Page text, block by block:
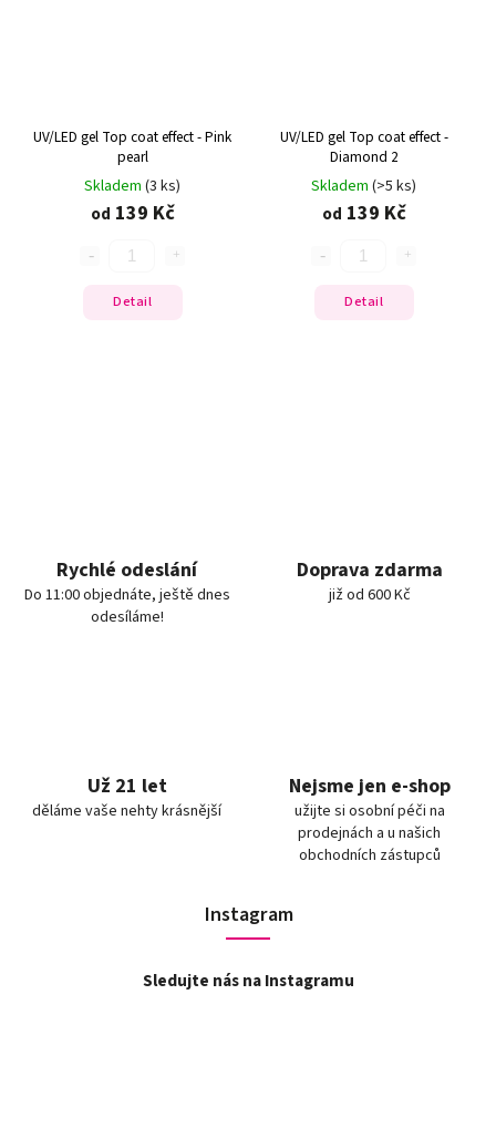
UV/LED gel Top coat effect - Pink
pearl
Skladem (3 ks)
od 139 Kč
Detail
UV/LED gel Top coat effect -
Diamond 2
Skladem (>5 ks)
od 139 Kč
Detail
Rychlé odeslání
Do 11:00 objednáte, ještě dnes
odesíláme!
Doprava zdarma
již od 600 Kč
Už 21 let
děláme vaše nehty krásnější
Nejsme jen e-shop
užijte si osobní péči na
prodejnách a u našich
obchodních zástupců
Instagram
Sledujte nás na Instagramu